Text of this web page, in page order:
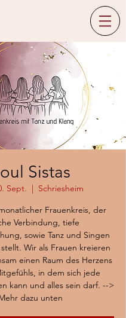
Sistas
Sept.
  |
Schriesheim
Frauenkreis, der
Verbindung, tiefe
sowie Tanz und Singen
Wir als Frauen kreieren
einen Raum des Herzens
in dem sich jede
kann und alles sein darf. -->
dazu unten